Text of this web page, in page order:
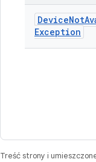
DeviceNot
Exception
Treść strony i